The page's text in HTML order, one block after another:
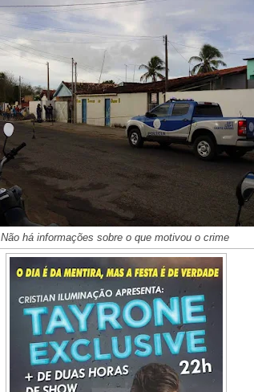
Não há informações sobre o que motivou o crime